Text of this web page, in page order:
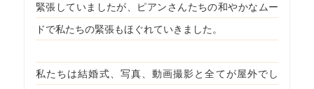
緊張していましたが、ピアンさんたちの和やかなムー
ドで私たちの緊張もほぐれていきました。
私たちは結婚式、写真、動画撮影と全てが屋外でし